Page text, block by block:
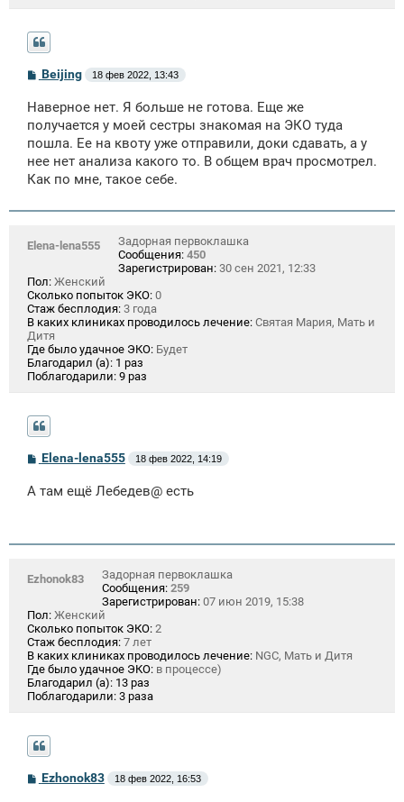
С
о
б
щ
н
и
Beijing 18 фев 2022, 13:43
Наверное нет. Я больше не готова. Еще же
получается у моей сестры знакомая на ЭКО туда
пошла. Ее на квоту уже отправили, доки сдавать, а у
нее нет анализа какого то. В общем врач просмотрел.
Как по мне, такое себе.
Elena-lena555
Задорная первоклашка
Сообщения: 450
Зарегистрирован: 30 сен 2021, 12:33
Пол: Женский
Сколько попыток ЭКО: 0
Стаж бесплодия: 3 года
В каких клиниках проводилось лечение: Святая Мария, Мать и
Дитя
Где было удачное ЭКО: Будет
Благодарил (а): 1 раз
Поблагодарили: 9 раз
С
о
б
и
Elena-lena555 18 фев 2022, 14:19
А там ещё Лебедев@ есть
Ezhonok83
Задорная первоклашка
Сообщения: 259
Зарегистрирован: 07 июн 2019, 15:38
Пол: Женский
Сколько попыток ЭКО: 2
Стаж бесплодия: 7 лет
В каких клиниках проводилось лечение: NGC, Мать и Дитя
Где было удачное ЭКО: в процессе)
Благодарил (а): 13 раз
Поблагодарили: 3 раза
С
о
Ezhonok83 18 фев 2022, 16:53